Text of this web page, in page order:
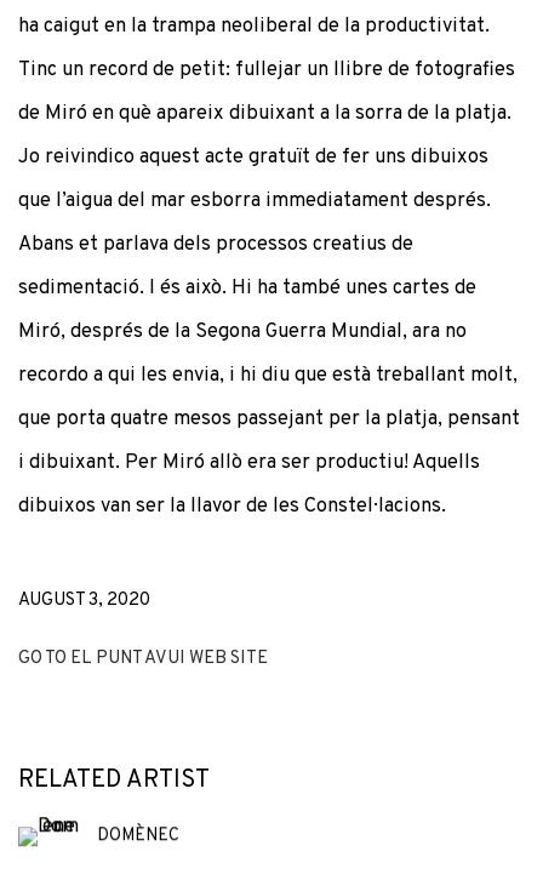
ha caigut en la trampa neoliberal de la productivitat.
Tinc un record de petit: fullejar un llibre de fotografies
de Miró en què apareix dibuixant a la sorra de la platja.
Jo reivindico aquest acte gratuït de fer uns dibuixos
que l’aigua del mar esborra immediatament després.
Abans et parlava dels processos creatius de
sedimentació. I és això. Hi ha també unes cartes de
Miró, després de la Segona Guerra Mundial, ara no
recordo a qui les envia, i hi diu que està treballant molt,
que porta quatre mesos passejant per la platja, pensant
i dibuixant. Per Miró allò era ser productiu! Aquells
dibuixos van ser la llavor de les Constel·lacions.
AUGUST 3, 2020
GO TO EL PUNT AVUI WEB SITE
RELATED ARTIST
DOMÈNEC